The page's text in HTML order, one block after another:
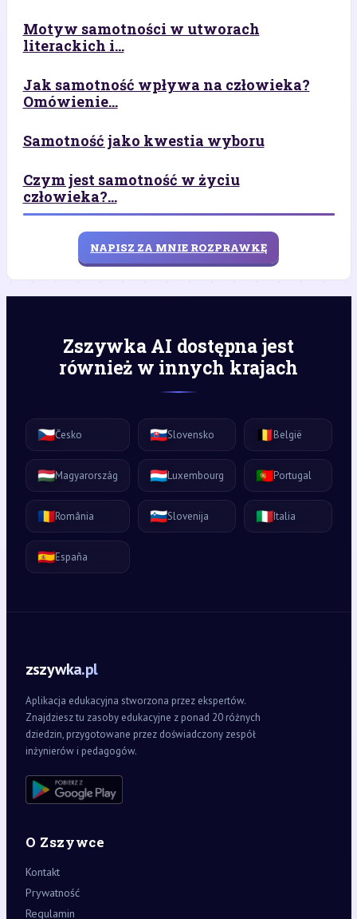
Motyw samotności w utworach
literackich i...
Jak samotność wpływa na człowieka?
Omówienie...
Samotność jako kwestia wyboru
Czym jest samotność w życiu
człowieka?...
NAPISZ ZA MNIE ROZPRAWKĘ
Zszywka AI dostępna jest
również w innych krajach
🇨🇿Česko 🇸🇰Slovensko 🇧🇪België
🇭🇺Magyarország 🇱🇺Luxembourg 🇵🇹Portugal
🇷🇴România 🇸🇮Slovenija 🇮🇹Italia
🇪🇸España
zszywka.pl
Aplikacja edukacyjna stworzona przez ekspertów.
Znajdziesz tu zasoby edukacyjne z ponad 20 różnych
dziedzin, przygotowane przez doświadczony zespół
inżynierów i pedagogów.
O Zszywce
Kontakt
Prywatność
Regulamin